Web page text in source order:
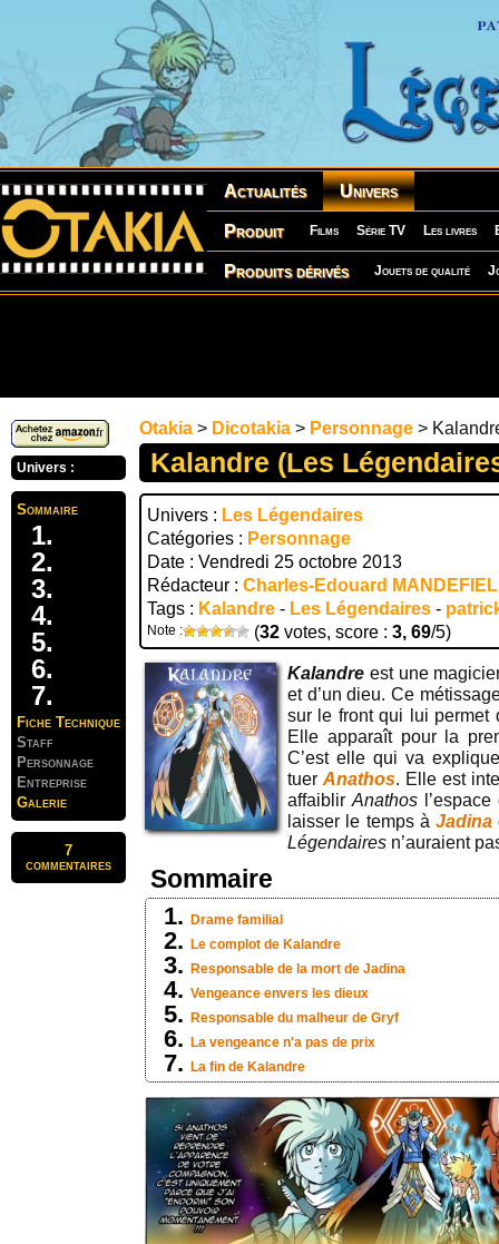
Actualités Univers
Produit Films Série TV Les livres
Produits dérivés Jouets de qualité
Univers :
Sommaire
Fiche Technique
Staff
Personnage
Entreprise
Galerie
7
commentaires
Otakia > Dicotakia > Personnage >
Kalandre (Les
Univers : Les Légendaires
Catégories : Personnage
Date : Vendredi 25 octobre 2013
Rédacteur : Charles-Edouard
Tags : Kalandre - Les Légendaires -
Note : (32 votes, score : 3, 69/5)
Kalandre est une
et d’un dieu. Ce
sur le front qui lui permet
Elle apparaît pour la
C’est elle qui va
tuer Anathos. Elle est
affaiblirAnathos
laisser le temps àJadina
Légendaires n’auraient
Sommaire
Drame familial
Le complot de Kalandre
Responsable de la mort de Jadina
Vengeance envers les dieux
Responsable du malheur de Gryf
La vengeance n'a pas de prix
La fin de Kalandre